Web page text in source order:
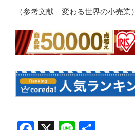
（参考文献 変わる世界の小売業）